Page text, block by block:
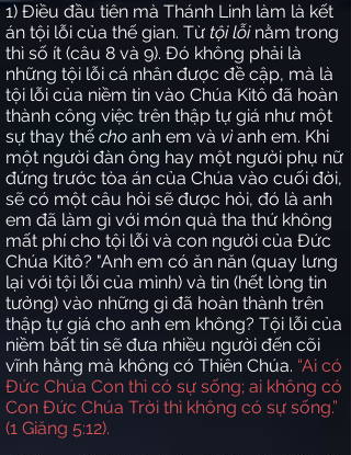
1) Điều đầu tiên mà Thánh Linh làm là kết
án tội lỗi của thế gian. Từ tội lỗinằm trong
thì số ít (câu 8 và 9). Đó không phải là
những tội lỗi cá nhân được đề cập, mà là
tội lỗi của niềm tin vào Chúa Kitô đã hoàn
thành công việc trên thập tự giá như một
sự thay thế cho anh em và vìanh em. Khi
một người đàn ông hay một người phụ nữ
đứng trước tòa án của Chúa vào cuối đời,
sẽ có một câu hỏi sẽ được hỏi, đó là anh
em đã làm gì với món quà tha thứ không
mất phí cho tội lỗi và con người của Đức
Chúa Kitô? "Anh em có ăn năn (quay lưng
lại với tội lỗi của mình) và tin (hết lòng tin
tưởng) vào những gì đã hoàn thành trên
thập tự giá cho anh em không? Tội lỗi của
niềm bất tin sẽ đưa nhiều người đến cõi
vĩnh hằng mà không có Thiên Chúa. “Ai có
Đức Chúa Con thì có sự sống; ai không có
Con Đức Chúa Trời thì không có sự sống.”
(1 Giăng 5:12).